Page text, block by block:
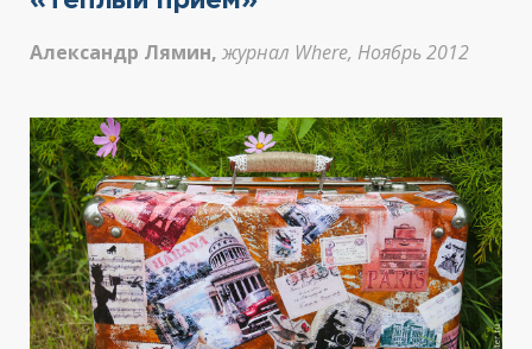
Александр Лямин, журнал Where, Ноябрь 2012